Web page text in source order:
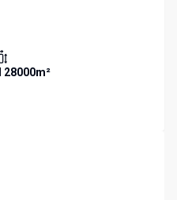
28000m²